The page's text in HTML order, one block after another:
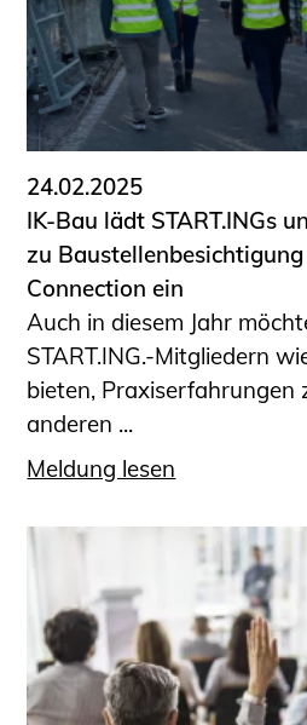
24.02.2025
IK-Bau lädt START.INGs
zu
Connection ein
Auch in diesem Jahr
START.ING.-Mitgliedern
bieten, Praxiserfahrungen
anderen ...
Meldung lesen